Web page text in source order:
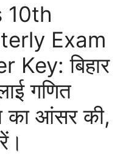
10th
Exam
Key: बिहार
गणित
का आंसर की,